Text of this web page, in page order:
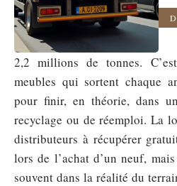
2,2 millions de tonnes.
meubles qui sortent chaque
pour finir, en théorie, dans
recyclage ou de réemploi. La
distributeurs à récupérer
lors de l’achat d’un neuf,
souvent dans la réalité du